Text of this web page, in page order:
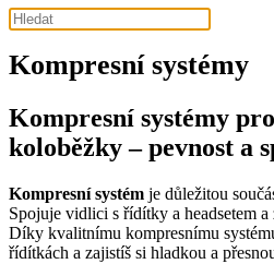
Kompresní systémy
Kompresní systémy
koloběžky – pevnost a
Kompresní systém je důležitou
Spojuje vidlici s řídítky a headsetem
Díky kvalitnímu kompresnímu
řídítkách a zajistíš si hladkou a